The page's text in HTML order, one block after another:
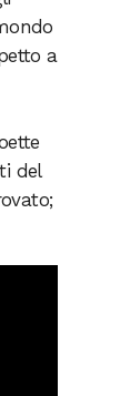
a
del